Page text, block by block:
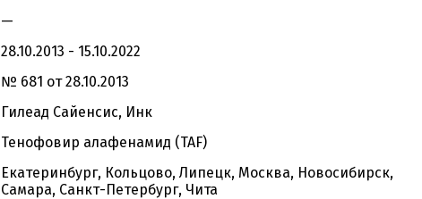
—
28.10.2013 - 15.10.2022
№ 681 от 28.10.2013
Гилеад Сайенсис, Инк
Тенофовир алафенамид (TAF)
Екатеринбург, Кольцово, Липецк, Москва, Новосибирск,
Самара, Санкт-Петербург, Чита